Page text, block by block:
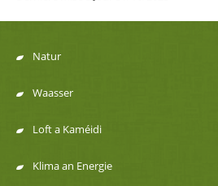
Menu
de
navigation
Natur
Waasser
Loft a Kaméidi
Klima an Energie